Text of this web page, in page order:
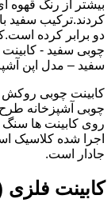
بیشتر از رنگ قهوه
کردند.ترکیب سفید
دو برابر کرده
چوبی سفید -
سفید – مدل اپن
کابینت چوبی روکش
چوبی آشپزخانه
روی کابینت ها
اجرا شده کلاسیک
جادار است.
کابینت فلزی